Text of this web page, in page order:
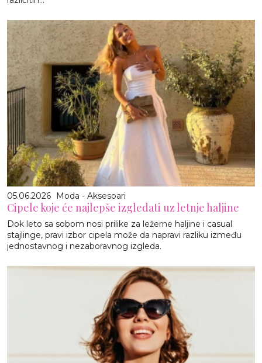
05.06.2026 Moda - Aksesoari
Cipele koje će najlepše izgledati uz letnje haljine
Dok leto sa sobom nosi prilike za ležerne haljine i casual
stajlinge, pravi izbor cipela može da napravi razliku između
jednostavnog i nezaboravnog izgleda.